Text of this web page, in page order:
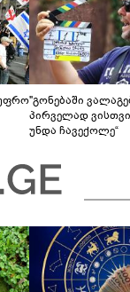
"გონებაში
პირველად
უნდა ჩავექოლე“